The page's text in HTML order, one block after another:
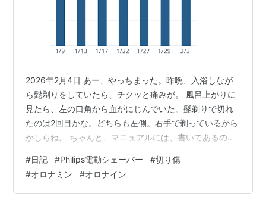
2026年2月4日 あー、やっちまった。昨晩、入浴しなが
ら髭剃りをしていたら、チクッと痛みが。 風呂上がりに
見たら、左の口角から血がにじんでいた。髭剃りで切れ
たのは2回目かな。どちらも左側。右手で剃っているから
かしらね。 ちゃんと、マニュアルには、書いてあるのだ
けど、ついつい。ウェットのマニュアルにも、こう書い
てある。 円を描くように回転。。。 一応ね、動きはOK
なんだけどね。 全て100ポイント。たぶん、アプリのバ
#日記 #Philips電動シェーバー #切り傷
#オロナミン #オロナイン